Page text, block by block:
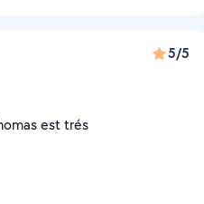
5/5
est trés